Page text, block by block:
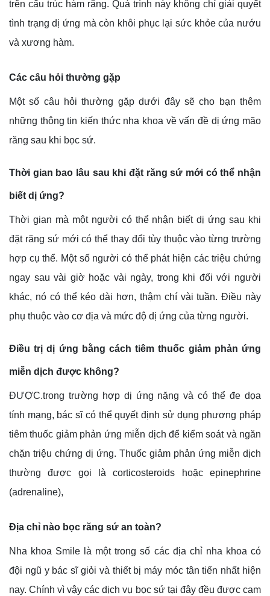
trên cấu trúc hàm răng. Quá trình này không chỉ giải quyết
tình trạng dị ứng mà còn khôi phục lại sức khỏe của nướu
và xương hàm.
Các câu hỏi thường gặp
Một số câu hỏi thường gặp dưới đây sẽ cho bạn thêm
những thông tin kiến thức nha khoa về vấn đề dị ứng mão
răng sau khi bọc sứ.
Thời gian bao lâu sau khi đặt răng sứ mới có thể nhận
biết dị ứng?
Thời gian mà một người có thể nhận biết dị ứng sau khi
đặt răng sứ mới có thể thay đổi tùy thuộc vào từng trường
hợp cụ thể. Một số người có thể phát hiện các triệu chứng
ngay sau vài giờ hoặc vài ngày, trong khi đối với người
khác, nó có thể kéo dài hơn, thậm chí vài tuần. Điều này
phụ thuộc vào cơ địa và mức độ dị ứng của từng người.
Điều trị dị ứng bằng cách tiêm thuốc giảm phản ứng
miễn dịch được không?
ĐƯỢC.trong trường hợp dị ứng nặng và có thể đe dọa
tính mạng, bác sĩ có thể quyết định sử dụng phương pháp
tiêm thuốc giảm phản ứng miễn dịch để kiểm soát và ngăn
chặn triệu chứng dị ứng. Thuốc giảm phản ứng miễn dịch
thường được gọi là corticosteroids hoặc epinephrine
(adrenaline),
Địa chỉ nào bọc răng sứ an toàn?
Nha khoa Smile là một trong số các địa chỉ nha khoa có
đội ngũ y bác sĩ giỏi và thiết bị máy móc tân tiến nhất hiện
nay. Chính vì vậy các dịch vụ bọc sứ tại đây đều được cam